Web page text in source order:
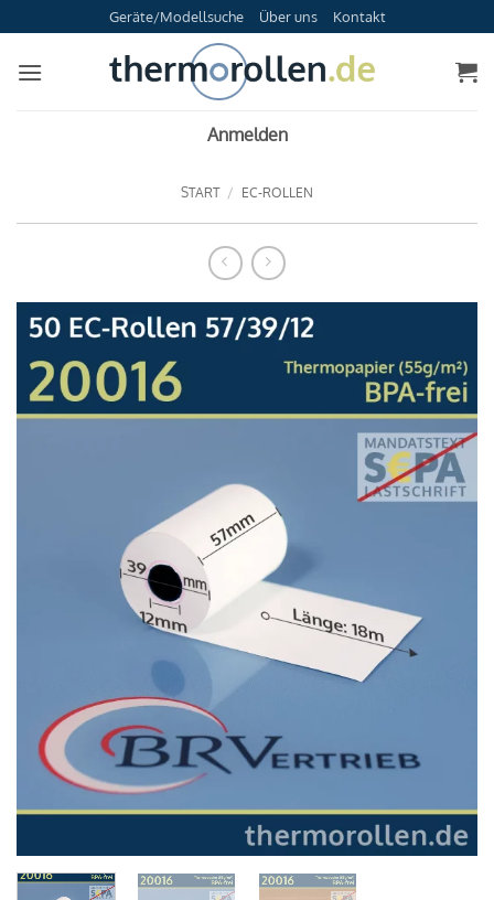
Inhalt
springen
Geräte/Modellsuche Über uns Kontakt
Anmelden
START / EC-ROLLEN